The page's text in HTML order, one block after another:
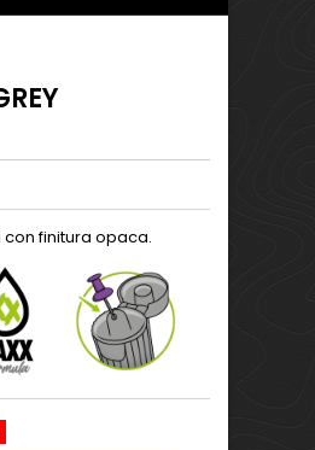
finitura opaca.